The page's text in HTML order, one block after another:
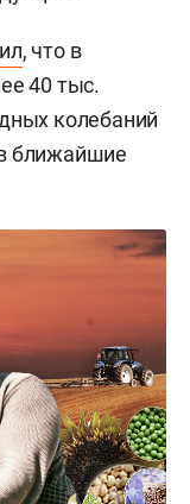
, что в
40 тыс.
колебаний
ближайшие